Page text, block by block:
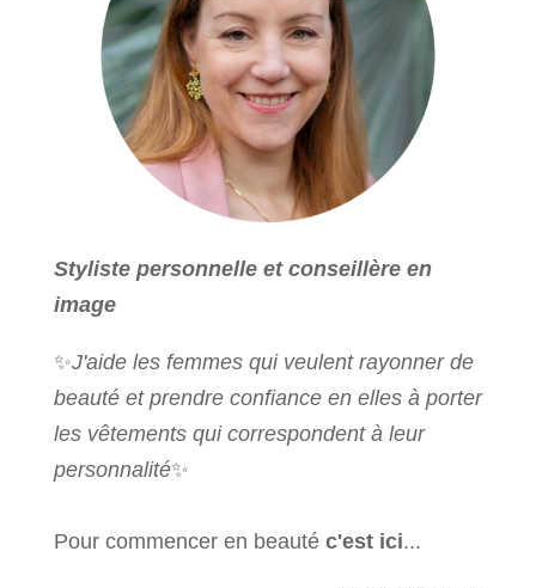
Styliste personnelle et conseillère en
image
✨J'aide les femmes qui veulent rayonner de
beauté et prendre confiance en elles à porter
les vêtements qui correspondent à leur
personnalité✨
Pour commencer en beauté c'est ici...